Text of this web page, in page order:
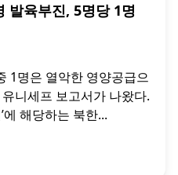
발육부진, 5명당 1명
1명은 열악한 영양공급으
니세프 보고서가 나왔다.
에 해당하는 북한...